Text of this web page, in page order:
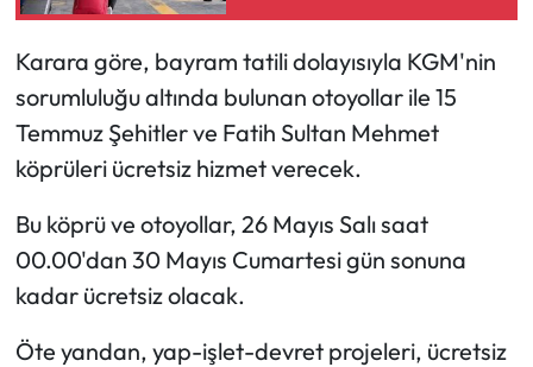
Karara göre, bayram tatili dolayısıyla KGM'nin
sorumluluğu altında bulunan otoyollar ile 15
Temmuz Şehitler ve Fatih Sultan Mehmet
köprüleri ücretsiz hizmet verecek.
Bu köprü ve otoyollar, 26 Mayıs Salı saat
00.00'dan 30 Mayıs Cumartesi gün sonuna
kadar ücretsiz olacak.
Öte yandan, yap-işlet-devret projeleri, ücretsiz